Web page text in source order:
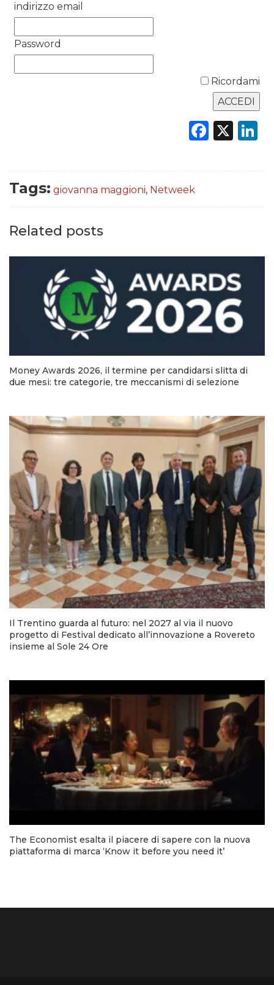
CASE HISTORY
OPINIONI
indirizzo email
Password
Ricordami
X
Tags: giovanna maggioni, Netweek
Related posts
Money Awards 2026, il termine per candidarsi slitta di
due mesi: tre categorie, tre meccanismi di selezione
Il Trentino guarda al futuro: nel 2027 al via il nuovo
progetto di Festival dedicato all’innovazione a Rovereto
insieme al Sole 24 Ore
The Economist esalta il piacere di sapere con la nuova
piattaforma di marca ‘Know it before you need it’